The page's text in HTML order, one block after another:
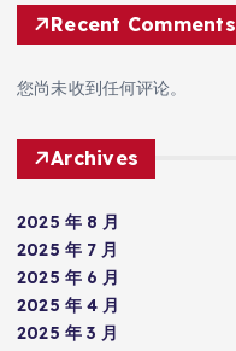
Recent Comments
您尚未收到任何评论。
Archives
2025 年 8 月
2025 年 7 月
2025 年 6 月
2025 年 4 月
2025 年 3 月